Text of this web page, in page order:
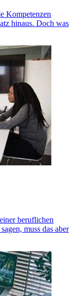
Kompetenzen
hinaus. Doch was
beruflichen
muss das aber